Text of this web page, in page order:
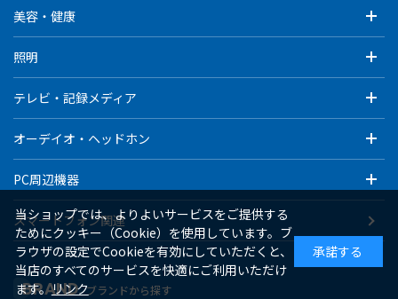
美容・健康
照明
テレビ・記録メディア
オーデイオ・ヘッドホン
PC周辺機器
スマートフォン関連
BRAND ブランドから探す
当ショップでは、よりよいサービスをご提供する
ためにクッキー（Cookie）を使用しています。ブ
ラウザの設定でCookieを有効にしていただくと、
当店のすべてのサービスを快適にご利用いただけ
ます。リンク
承諾する